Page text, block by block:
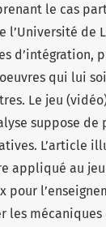
le cas
l’Université de
d’intégration,
qui lui
Le jeu
suppose de
L’article
appliqué au
pour
les